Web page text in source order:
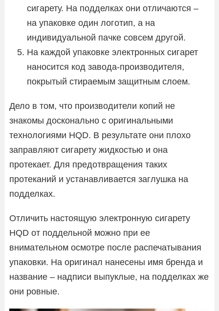
сигарету. На подделках они отличаются –
на упаковке один логотип, а на
индивидуальной пачке совсем другой.
На каждой упаковке электронных сигарет
наносится код завода-производителя,
покрытый стираемым защитным слоем.
Дело в том, что производители копий не
знакомы досконально с оригинальными
технологиями HQD. В результате они плохо
заправляют сигарету жидкостью и она
протекает. Для предотвращения таких
протеканий и устанавливается заглушка на
подделках.
Отличить настоящую электронную сигарету
HQD от поддельной можно при ее
внимательном осмотре после распечатывания
упаковки. На оригинал нанесены имя бренда и
название – надписи выпуклые, на подделках же
они ровные.